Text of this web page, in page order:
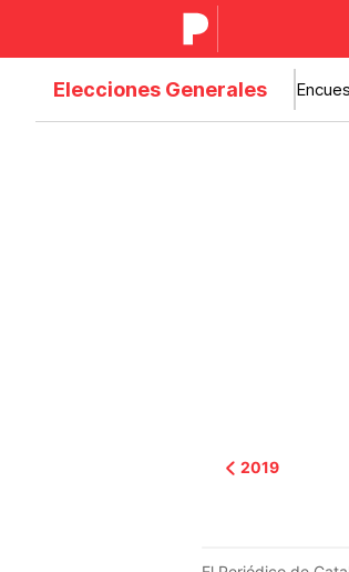
Elecciones Generales
2019